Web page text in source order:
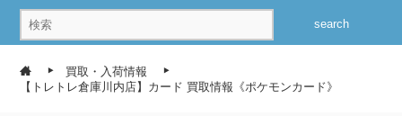
search
買取・入荷情報
【トレトレ倉庫川内店】カード 買取情報《ポケモンカード》